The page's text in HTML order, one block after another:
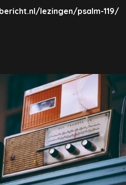
lezingen/psalm-119/